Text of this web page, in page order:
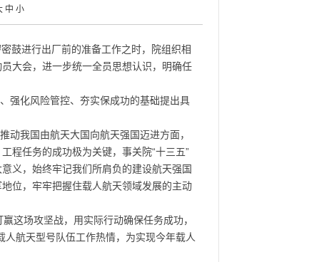
中 小
鼓进行出厂前的准备工作之时，院组织相
大会，进一步统一全员思想认识，明确任
强化风险管控、夯实保成功的基础提出具
动我国由航天大国向航天强国迈进方面，
程任务的成功极为关键，事关院“十三五”
义，始终牢记我们所肩负的建设航天强国
位，牢牢把握住载人航天领域发展的主动
这场攻坚战，用实际行动确保任务成功，
航天型号队伍工作热情，为实现今年载人